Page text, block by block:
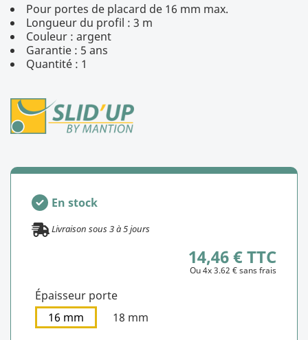
Pour portes de placard de 16 mm max.
Longueur du profil : 3 m
Couleur : argent
Garantie : 5 ans
Quantité : 1
En stock
Livraison sous3à5jours
14,46 € TTC
Ou 4x 3.62 € sans frais
Épaisseur porte
16 mm
18 mm